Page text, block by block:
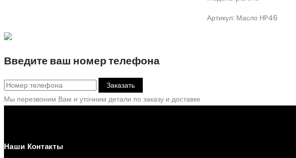
Артикул: Масло HP46
Введите ваш номер телефона
Заказать
Мы перезвоним Вам и уточним детали по заказу и доставке
Наши Контакты